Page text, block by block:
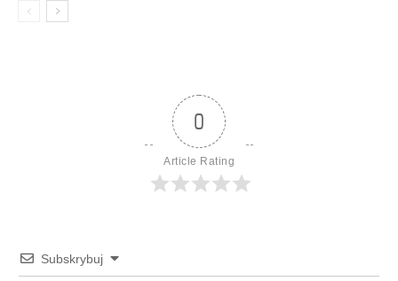
0
Article Rating
Subskrybuj